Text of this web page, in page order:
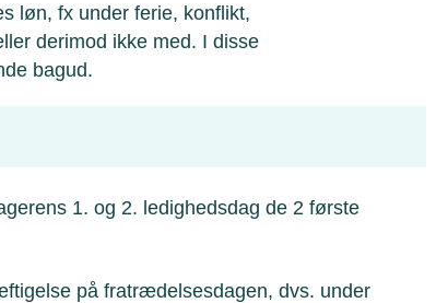
løn, fx under ferie, konflikt,
derimod ikke med. I disse
bagud.
1. og 2. ledighedsdag de 2 første
på fratrædelsesdagen, dvs. under